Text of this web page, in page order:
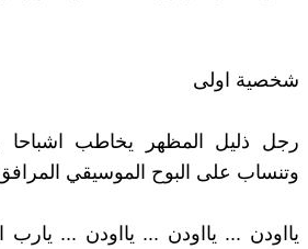
شخصية اولى
رجل ذليل المظهر يخاطب اشباحا
وتنساب على البوح الموسيقي
يااودن ... يااودن ... يااودن ...